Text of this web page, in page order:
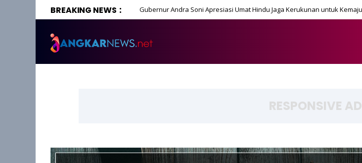
BREAKING NEWS Gubernur Andra Soni Apresiasi Umat Hindu Jaga Kerukunan untuk
RESPONSIVE